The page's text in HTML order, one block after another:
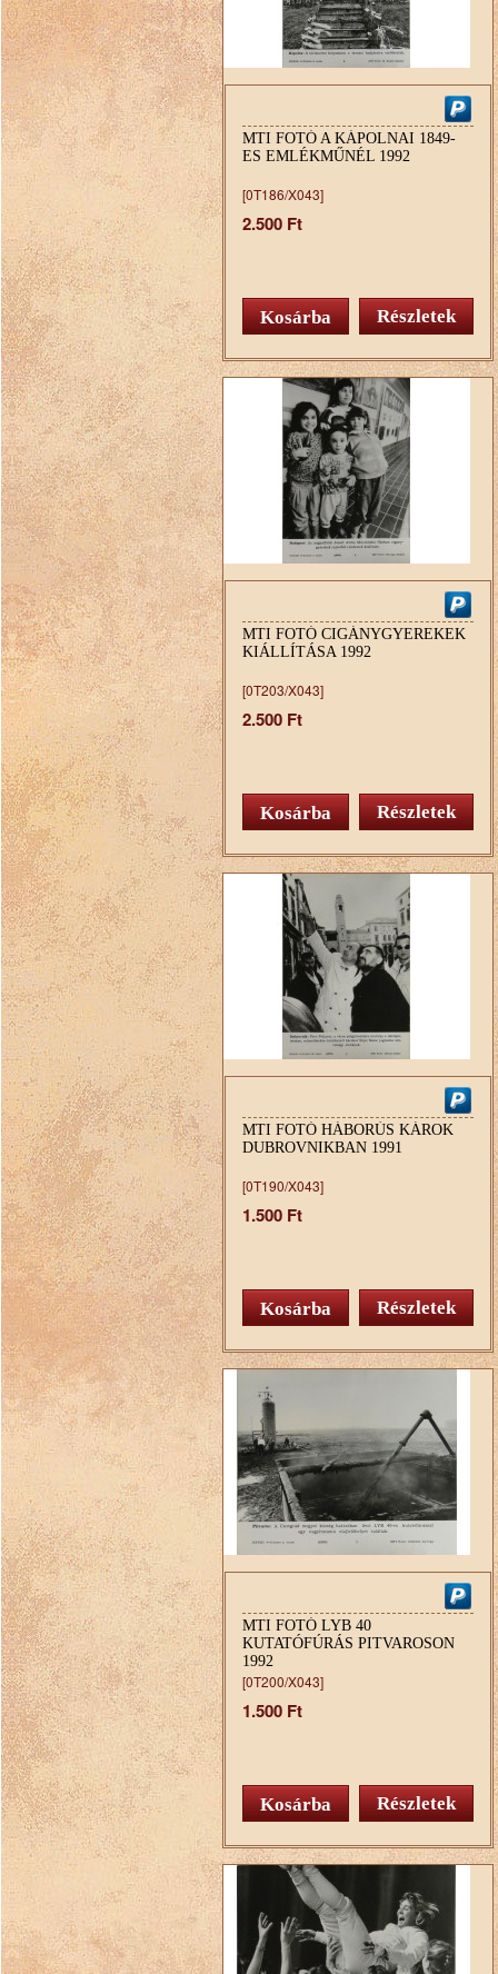
MTI FOTÓ A KÁPOLNAI 1849-
ES EMLÉKMŰNÉL 1992
[0T186/X043]
2.500 Ft
Részletek
MTI FOTÓ CIGÁNYGYEREKEK
KIÁLLÍTÁSA 1992
[0T203/X043]
2.500 Ft
Részletek
MTI FOTÓ HÁBORÚS KÁROK
DUBROVNIKBAN 1991
[0T190/X043]
1.500 Ft
Részletek
MTI FOTÓ LYB 40
KUTATÓFÚRÁS PITVAROSON
1992
[0T200/X043]
1.500 Ft
Részletek